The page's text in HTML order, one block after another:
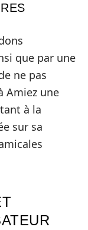
que par une
ne pas
Amiez une
à la
sur sa